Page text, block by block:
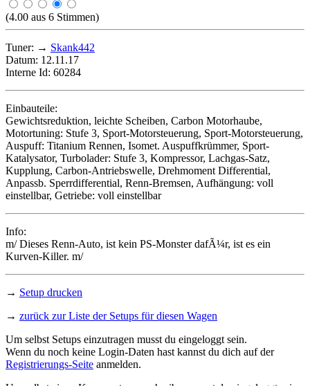
(4.00 aus 6 Stimmen)
Tuner: → Skank442
Datum: 12.11.17
Interne Id: 60284
Einbauteile:
Gewichtsreduktion, leichte Scheiben, Carbon Motorhaube,
Motortuning: Stufe 3, Sport-Motorsteuerung, Sport-Motorsteuerung,
Auspuff: Titanium Rennen, Isomet. Auspuffkrümmer, Sport-
Katalysator, Turbolader: Stufe 3, Kompressor, Lachgas-Satz,
Kupplung, Carbon-Antriebswelle, Drehmoment Differential,
Anpassb. Sperrdifferential, Renn-Bremsen, Aufhängung: voll
einstellbar, Getriebe: voll einstellbar
Info:
m/ Dieses Renn-Auto, ist kein PS-Monster dafÃ¼r, ist es ein
Kurven-Killer. m/
→ Setup drucken
→ zurück zur Liste der Setups für diesen Wagen
Um selbst Setups einzutragen musst du eingeloggt sein.
Wenn du noch keine Login-Daten hast kannst du dich auf der
Registrierungs-Seite anmelden.